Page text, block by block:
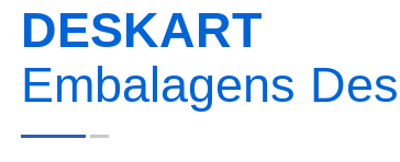
DESKART
Embalagens